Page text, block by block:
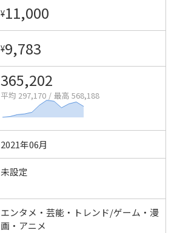
¥11,000
¥9,783
365,202
平均 297,170 / 最高 568,188
2021年06月
未設定
エンタメ・芸能・トレンド/ゲーム・漫
画・アニメ